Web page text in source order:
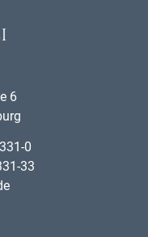
6
0
33